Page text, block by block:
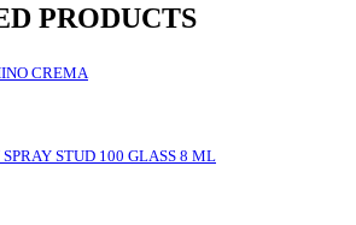
PRODUCTS
CREMA
STUD 100 GLASS 8 ML